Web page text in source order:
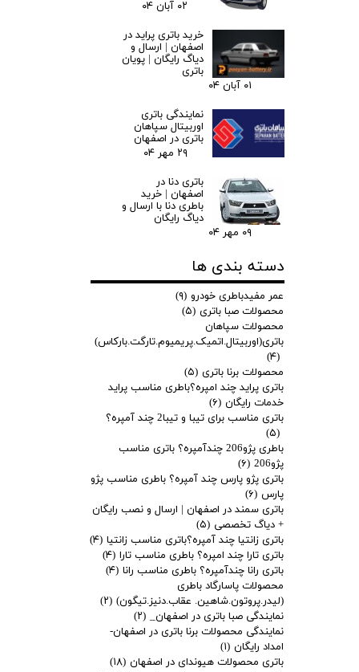
۰۲ آبان ۰۴
خرید باتری پراید در
اصفهان | ارسال و
دیاگ رایگان | پویان
باتری
۰۱ آبان ۰۴
نمایندگی باتری
اوربیتال سپاهان
باتری در اصفهان
۲۹ مهر ۰۴
باتری دنا در
اصفهان | خرید
باطری دنا با ارسال و
دیاگ رایگان
۰۹ مهر ۰۴
دسته بندی ها
عمر مفیدباطری خودرو (۹)
محصولات صبا باتری (۵)
محصولات سپاهان
باتری(اوربیتال.اتمیک.پریمیوم.تارگت.بارکاس)
(۴)
محصولات برنا باتری (۵)
باتری پراید چند امپره؟باطری مناسب پراید
خدمات رایگان (۶)
باتری مناسب برای تیبا و تیبا2 چند آمپره؟
(۵)
باطری پژو206 چندآمپره؟ باتری مناسب
پژو206
(۶)
باتری پژو پارس چند آمپره؟ باطری مناسب پژو
پارس (۶)
باتری سمند در اصفهان | ارسال و نصب رایگان
+ دیاگ تخصصی (۵)
باتری زانتیا چند آمپره؟باتری مناسب زانتیا (۴)
باتری تارا چند امپره؟ باطری مناسب تارا (۴)
باتری رانا چندآمپره؟ باطری مناسب رانا (۴)
محصولات پاسارگاد باطری
(لیدر.پروتون.شاهین. عقاب.دنیز.تیگون) (۲)
نمایندگی صبا باتری در اصفهان_ (۲)
نمایندگی محصولات برنا باتری در اصفهان-
امداد رایگان (۱)
باتری محصولات هیوندای در اصفهان (۱۸)